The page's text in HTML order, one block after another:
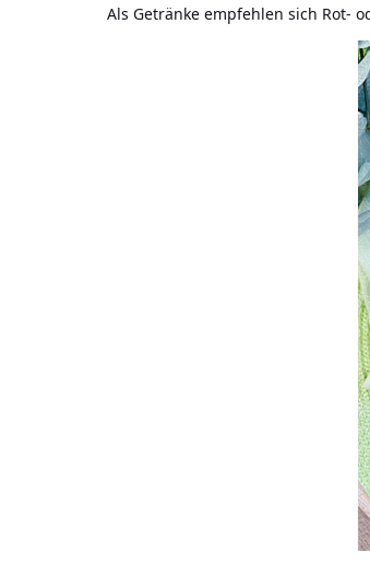
Als Getränke empfehlen sich Rot-